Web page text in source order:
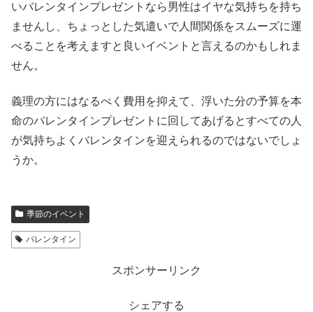
いバレンタインプレゼントなら男性はイヤな気持ちを持ち
ませんし、ちょっとした気遣いで人間関係をスムーズに運
べることを考えますと良いイベントと言えるのかもしれま
せん。
義理の方にはなるべく費用を抑えて、浮いた分の予算を本
命のバレンタインプレゼントに回してあげるとすべての人
が気持ちよくバレンタインを迎えられるのではないでしょ
うか。
季節のイベント
バレンタイン
スポンサーリンク
シェアする